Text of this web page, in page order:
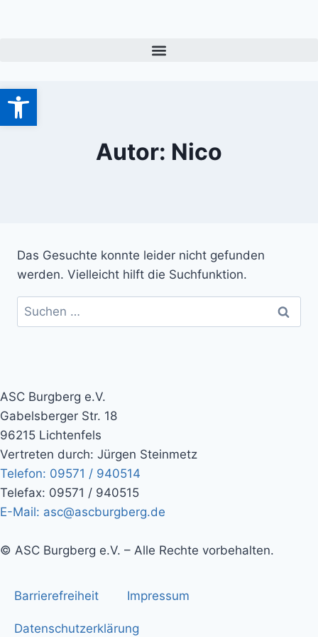
Autor: Nico
Das Gesuchte konnte leider nicht gefunden
werden. Vielleicht hilft die Suchfunktion.
ASC Burgberg e.V.
Gabelsberger Str. 18
96215 Lichtenfels
Vertreten durch: Jürgen Steinmetz
Telefon: 09571 / 940514
Telefax: 09571 / 940515
E-Mail: asc@ascburgberg.de
© ASC Burgberg e.V. – Alle Rechte vorbehalten.
Barrierefreiheit Impressum
Datenschutzerklärung
Werkzeugleiste öffnen